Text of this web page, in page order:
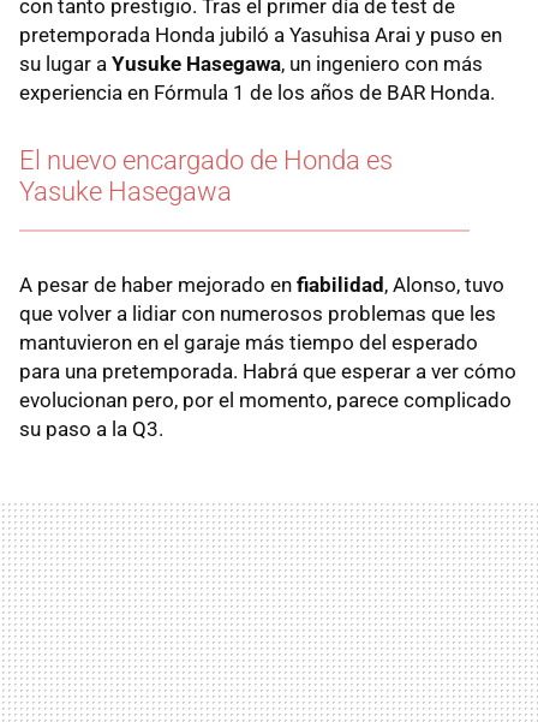
con tanto prestigio. Tras el primer día de test de
pretemporada Honda jubiló a Yasuhisa Arai y puso en
su lugar a Yusuke Hasegawa, un ingeniero con más
experiencia en Fórmula 1 de los años de BAR Honda.
El nuevo encargado de Honda es
Yasuke Hasegawa
A pesar de haber mejorado en fiabilidad, Alonso, tuvo
que volver a lidiar con numerosos problemas que les
mantuvieron en el garaje más tiempo del esperado
para una pretemporada. Habrá que esperar a ver cómo
evolucionan pero, por el momento, parece complicado
su paso a la Q3.